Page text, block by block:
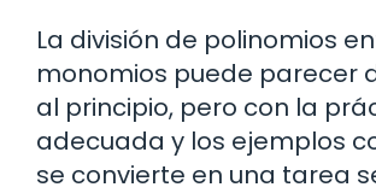
La división de polinomios
monomios puede parecer
al principio, pero con la
adecuada y los ejemplos
se convierte en una tarea